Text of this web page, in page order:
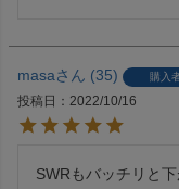
masa 35 購入
投稿日
2022/10/16
SWRもバッチリと